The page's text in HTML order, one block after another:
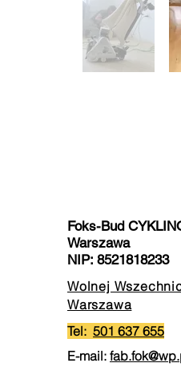
Foks-Bud
Warszawa
NIP: 8521818233
Wolnej
Warszawa
Tel: 501 637 655
E-mail: